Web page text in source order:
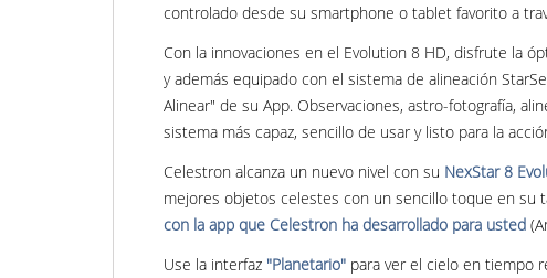
controlado desde su smartphone o tablet favorito a
Con la innovaciones en el Evolution 8 HD, disfrute la
y además equipado con el sistema de alineación
Alinear" de su App. Observaciones, astro-fotografía,
sistema más capaz, sencillo de usar y listo para la
Celestron alcanza un nuevo nivel con su NexStar 8
mejores objetos celestes con un sencillo toque en su
con la app que Celestron ha desarrollado para usted
Use la interfaz "Planetario" para ver el cielo en tiempo